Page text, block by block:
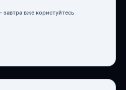
завтра вже користуйтесь